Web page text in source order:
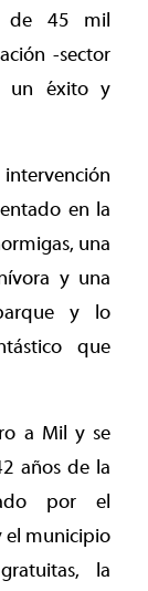
de 45 mil
-sector
un éxito y
en la
una
y una
y lo
que
a Mil y se
años de la
por el
el municipio
la